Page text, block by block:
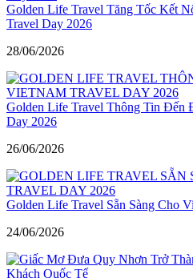
Golden Life Travel Tăng Tốc Kết
Travel Day 2026
28/06/2026
Golden Life Travel Thông Tin Đến
Day 2026
26/06/2026
Golden Life Travel Sẵn Sàng Cho
24/06/2026